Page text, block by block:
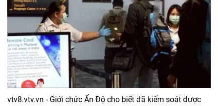
vtv8.vtv.vn - Giới chức Ấn Độ cho biết đã kiểm soát được